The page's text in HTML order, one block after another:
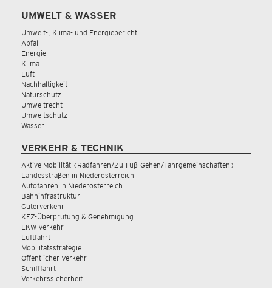
UMWELT & WASSER
Umwelt-, Klima- und Energiebericht
Abfall
Energie
Klima
Luft
Nachhaltigkeit
Naturschutz
Umweltrecht
Umweltschutz
Wasser
VERKEHR & TECHNIK
Aktive Mobilität (Radfahren/Zu-Fuß-Gehen/Fahrgemeinschaften)
Landesstraßen in Niederösterreich
Autofahren in Niederösterreich
Bahninfrastruktur
Güterverkehr
KFZ-Überprüfung & Genehmigung
LKW Verkehr
Luftfahrt
Mobilitätsstrategie
Öffentlicher Verkehr
Schifffahrt
Verkehrssicherheit